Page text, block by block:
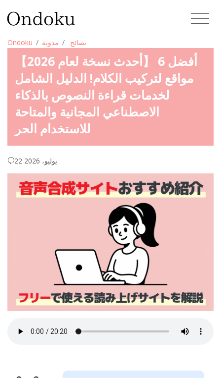
Ondoku مدونة نصائح
【أحدث نسخة لعام 2026】 أفضل 6
مواقع لتركيب الكلام! الدليل الشامل
لخدمات قراءة النصوص بالذكاء
الاصطناعي المجانية والمتاحة
للاستخدام الحر
22 يوليو، 2026